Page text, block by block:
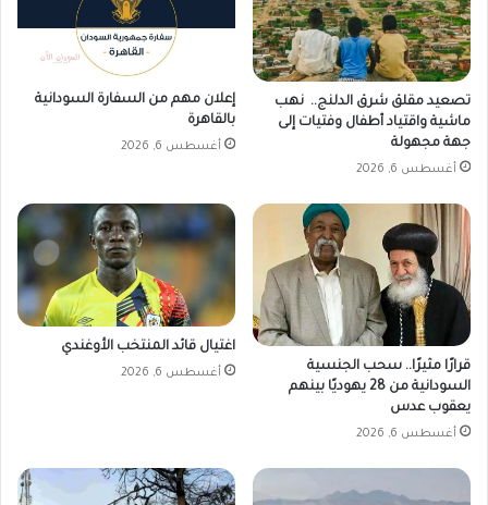
تصعيد مقلق شرق الدلنج.. نهب
ماشية واقتياد أطفال وفتيات إلى
جهة مجهولة
أغسطس 6, 2026
إعلان مهم من السفارة السودانية
بالقاهرة
أغسطس 6, 2026
قرارًا مثيرًا.. سحب الجنسية
السودانية من 28 يهوديًا بينهم
يعقوب عدس
أغسطس 6, 2026
اغتيال قائد المنتخب الأوغندي
أغسطس 6, 2026